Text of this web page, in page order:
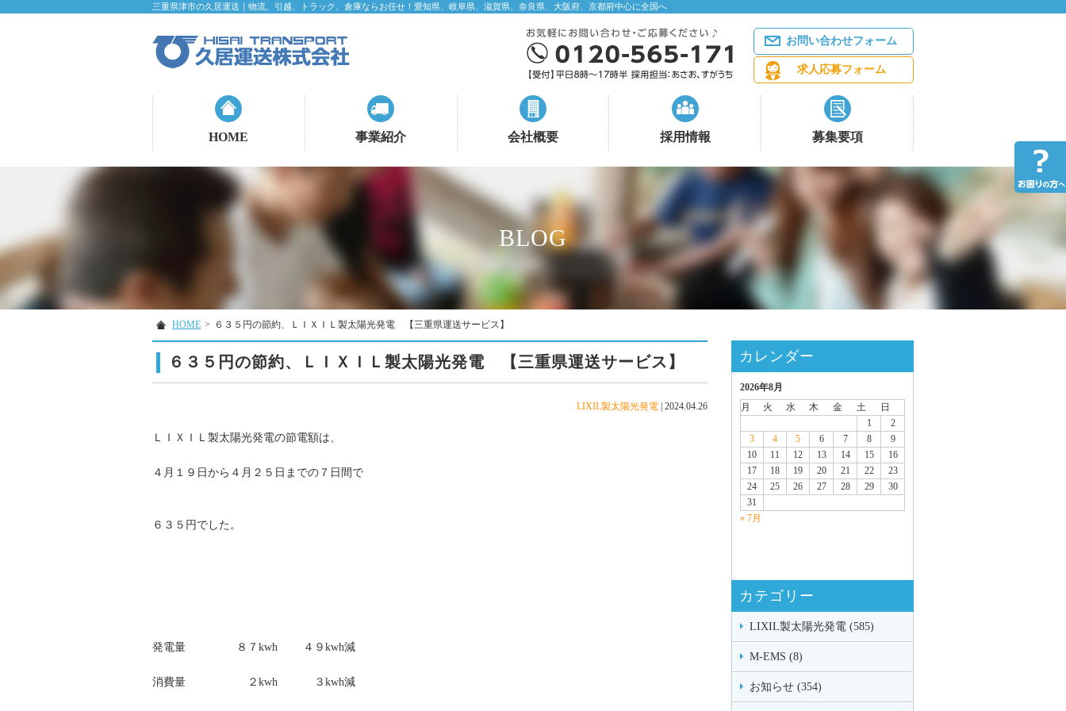
三重県津市の久居運送｜物流、引越、トラック、倉庫ならお任せ！愛知県、岐阜県、滋賀県、奈良県、大阪府、京都府中心に全国へ
お問い合わせフォーム
求人応募フォーム
HOME 事業紹介 会社概要 採用情報 募集要項
BLOG
HOME > ６３５円の節約、ＬＩＸＩＬ製太陽光発電 【三重県運送サービス】
６３５円の節約、ＬＩＸＩＬ製太陽光発電 【三重県運送サービス】
LIXIL製太陽光発電 2024.04.26
ＬＩＸＩＬ製太陽光発電の節電額は、
４月１９日から４月２５日までの７日間で
６３５円でした。
発電量 ８７kwh ４９kwh減
消費量 ２kwh ３kwh減
カレンダー
2026年8月
月
火 水 木 金 土
日
1
2
3
4 5 6 7 8
9
10
11 12 13 14 15
16
17
18 19 20 21 22
23
24
25 26 27 28 29
30
31
« 7月
カテゴリー
LIXIL製太陽光発電 (585)
M-EMS (8)
お知らせ (354)